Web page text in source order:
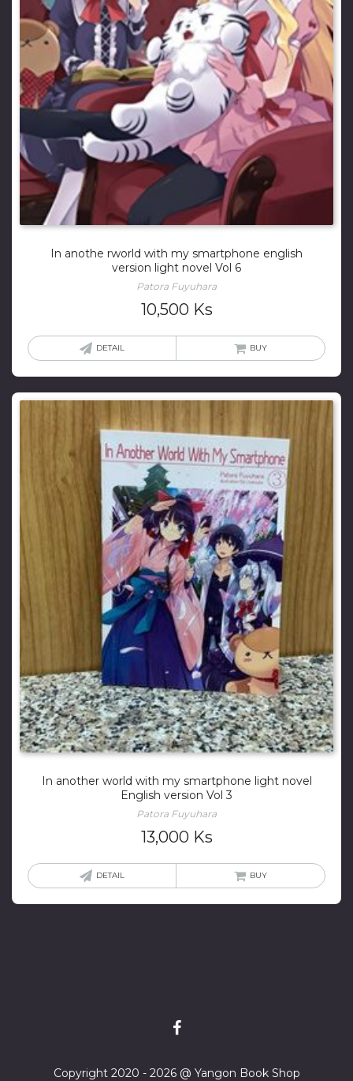
In anothe rworld with my smartphone english
version light novel Vol 6
Patora Fuyuhara
10,500 Ks
DETAIL BUY
In another world with my smartphone light novel
English version Vol 3
Patora Fuyuhara
13,000 Ks
DETAIL BUY
Copyright 2020 - 2026 @ Yangon Book Shop